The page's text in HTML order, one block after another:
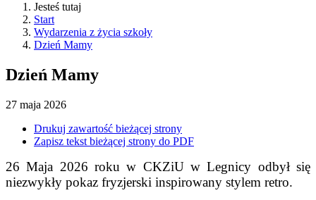
Jesteś tutaj
Start
Wydarzenia z życia szkoły
Dzień Mamy
Dzień Mamy
27 maja 2026
Drukuj zawartość bieżącej strony
Zapisz tekst bieżącej strony do PDF
26 Maja 2026 roku w CKZiU w Legnicy odbył się
niezwykły pokaz fryzjerski inspirowany stylem retro.